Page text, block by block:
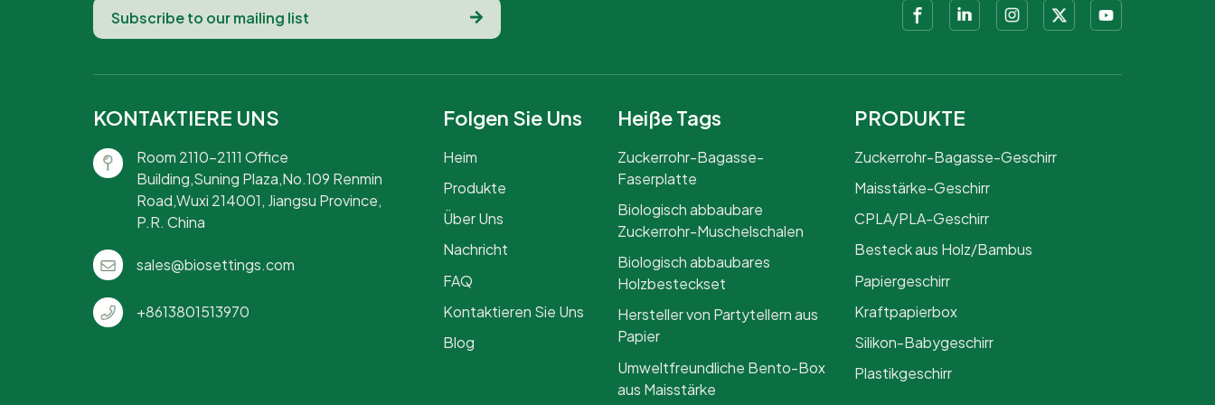
KONTAKTIERE UNS
Room 2110-2111 Office
Building,Suning Plaza,No.109 Renmin
Road,Wuxi 214001, Jiangsu Province,
P.R. China
sales@biosettings.com
+8613801513970
Folgen Sie Uns
Heim
Produkte
Über Uns
Nachricht
FAQ
Kontaktieren Sie Uns
Blog
Heiße Tags
Zuckerrohr-Bagasse-
Faserplatte
Biologisch abbaubare
Zuckerrohr-Muschelschalen
Biologisch abbaubares
Holzbesteckset
Hersteller von Partytellern aus
Papier
Umweltfreundliche Bento-Box
aus Maisstärke
PRODUKTE
Zuckerrohr-Bagasse-Geschirr
Maisstärke-Geschirr
CPLA/PLA-Geschirr
Besteck aus Holz/Bambus
Papiergeschirr
Kraftpapierbox
Silikon-Babygeschirr
Plastikgeschirr